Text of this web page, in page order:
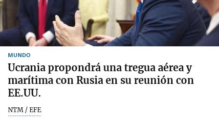
MUNDO
Ucrania propondrá una tregua aérea y
marítima con Rusia en su reunión con
EE.UU.
NTM / EFE